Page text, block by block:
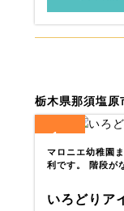
栃木県那須塩原
1
マロニエ幼稚園
利です。 階段が
いろどりア